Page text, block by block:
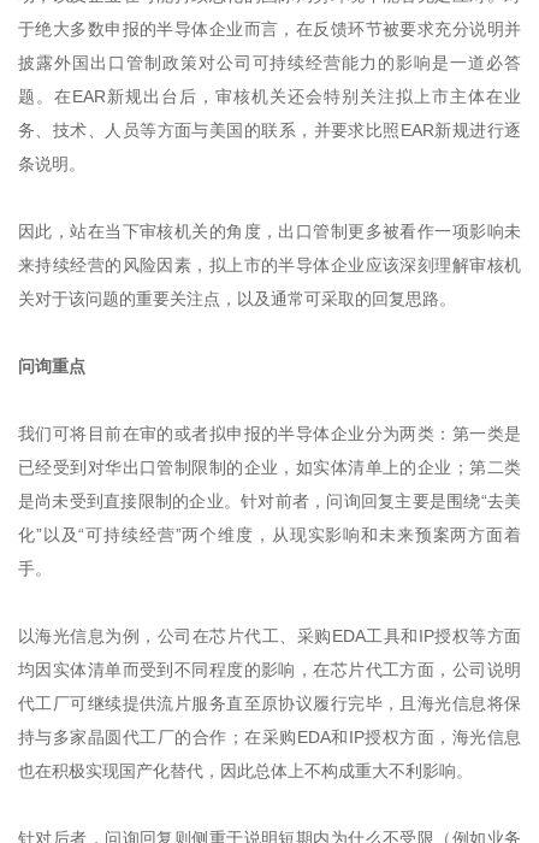
于绝大多数申报的半导体企业而言，在反馈环节被要求充分说明并
披露外国出口管制政策对公司可持续经营能力的影响是一道必答
题。在EAR新规出台后，审核机关还会特别关注拟上市主体在业
务、技术、人员等方面与美国的联系，并要求比照EAR新规进行逐
条说明。
因此，站在当下审核机关的角度，出口管制更多被看作一项影响未
来持续经营的风险因素，拟上市的半导体企业应该深刻理解审核机
关对于该问题的重要关注点，以及通常可采取的回复思路。
问询重点
我们可将目前在审的或者拟申报的半导体企业分为两类：第一类是
已经受到对华出口管制限制的企业，如实体清单上的企业；第二类
是尚未受到直接限制的企业。针对前者，问询回复主要是围绕“去美
化”以及“可持续经营”两个维度，从现实影响和未来预案两方面着
手。
以海光信息为例，公司在芯片代工、采购EDA工具和IP授权等方面
均因实体清单而受到不同程度的影响，在芯片代工方面，公司说明
代工厂可继续提供流片服务直至原协议履行完毕，且海光信息将保
持与多家晶圆代工厂的合作；在采购EDA和IP授权方面，海光信息
也在积极实现国产化替代，因此总体上不构成重大不利影响。
针对后者，问询回复则侧重于说明短期内为什么不受限（例如业务